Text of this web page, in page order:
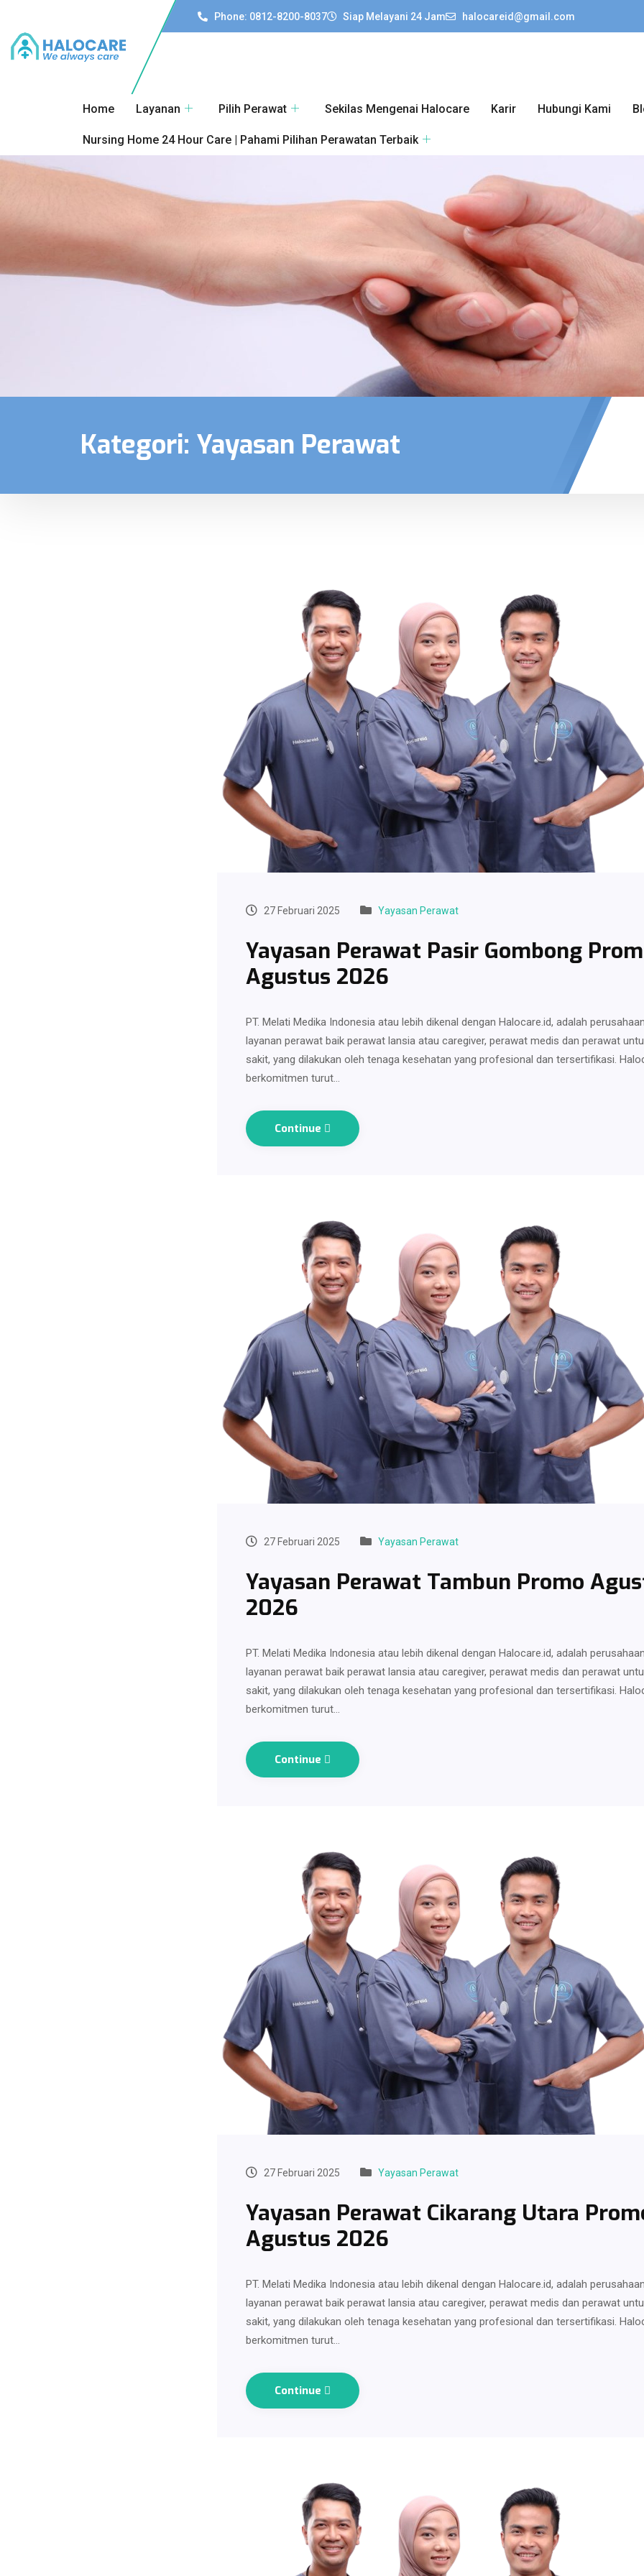
Phone: 0812-8200-8037 Siap Melayani 24 Jam halocareid@gmail.com
Home Layanan Pilih Perawat Sekilas Mengenai Halocare Karir Hubungi Kami
Nursing Home 24 Hour Care | Pahami Pilihan Perawatan Terbaik
Kategori: Yayasan Perawat
27 Februari 2025 Yayasan Perawat
Yayasan Perawat Pasir Gombong
Agustus 2026
PT. Melati Medika Indonesia atau lebih dikenal dengan Halocare.id, adalah
layanan perawat baik perawat lansia atau caregiver, perawat medis dan perawat
sakit, yang dilakukan oleh tenaga kesehatan yang profesional dan tersertifikasi.
berkomitmen turut…
Continue
27 Februari 2025 Yayasan Perawat
Yayasan Perawat Tambun Promo
2026
PT. Melati Medika Indonesia atau lebih dikenal dengan Halocare.id, adalah
layanan perawat baik perawat lansia atau caregiver, perawat medis dan perawat
sakit, yang dilakukan oleh tenaga kesehatan yang profesional dan tersertifikasi.
berkomitmen turut…
Continue
27 Februari 2025 Yayasan Perawat
Yayasan Perawat Cikarang Utara
Agustus 2026
PT. Melati Medika Indonesia atau lebih dikenal dengan Halocare.id, adalah
layanan perawat baik perawat lansia atau caregiver, perawat medis dan perawat
sakit, yang dilakukan oleh tenaga kesehatan yang profesional dan tersertifikasi.
berkomitmen turut…
Continue